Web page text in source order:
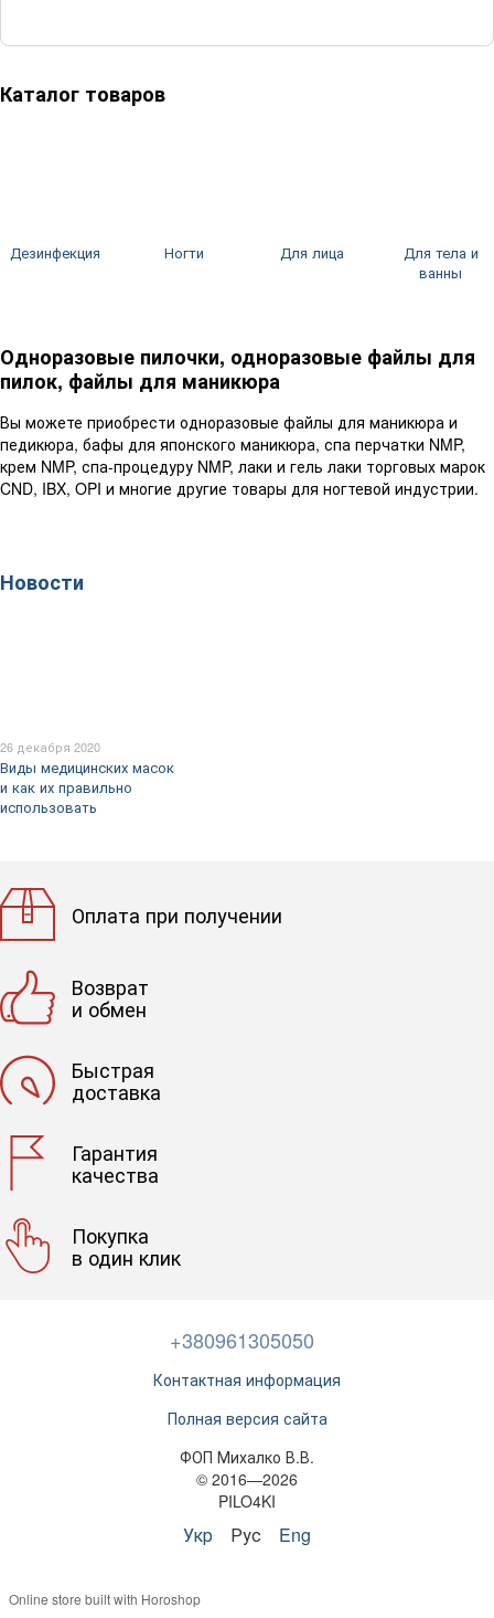
Каталог товаров
Дезинфекция Ногти Для лица
Для тела и
ванны
Одноразовые пилочки, одноразовые файлы для
пилок, файлы для маникюра
Вы можете приобрести одноразовые файлы для маникюра и
педикюра, бафы для японского маникюра, спа перчатки NMP,
крем NMP, спа-процедуру NMP, лаки и гель лаки торговых марок
CND, IBX, OPI и многие другие товары для ногтевой индустрии.
Новости
26 декабря 2020
Виды медицинских масок
и как их правильно
использовать
Оплата при получении
Возврат
и обмен
Быстрая
доставка
Гарантия
качества
Покупка
в один клик
+380961305050
Контактная информация
Полная версия сайта
ФОП Михалко В.В.
© 2016—2026
PILO4KI
Укр Рус Eng
Online store built with Horoshop